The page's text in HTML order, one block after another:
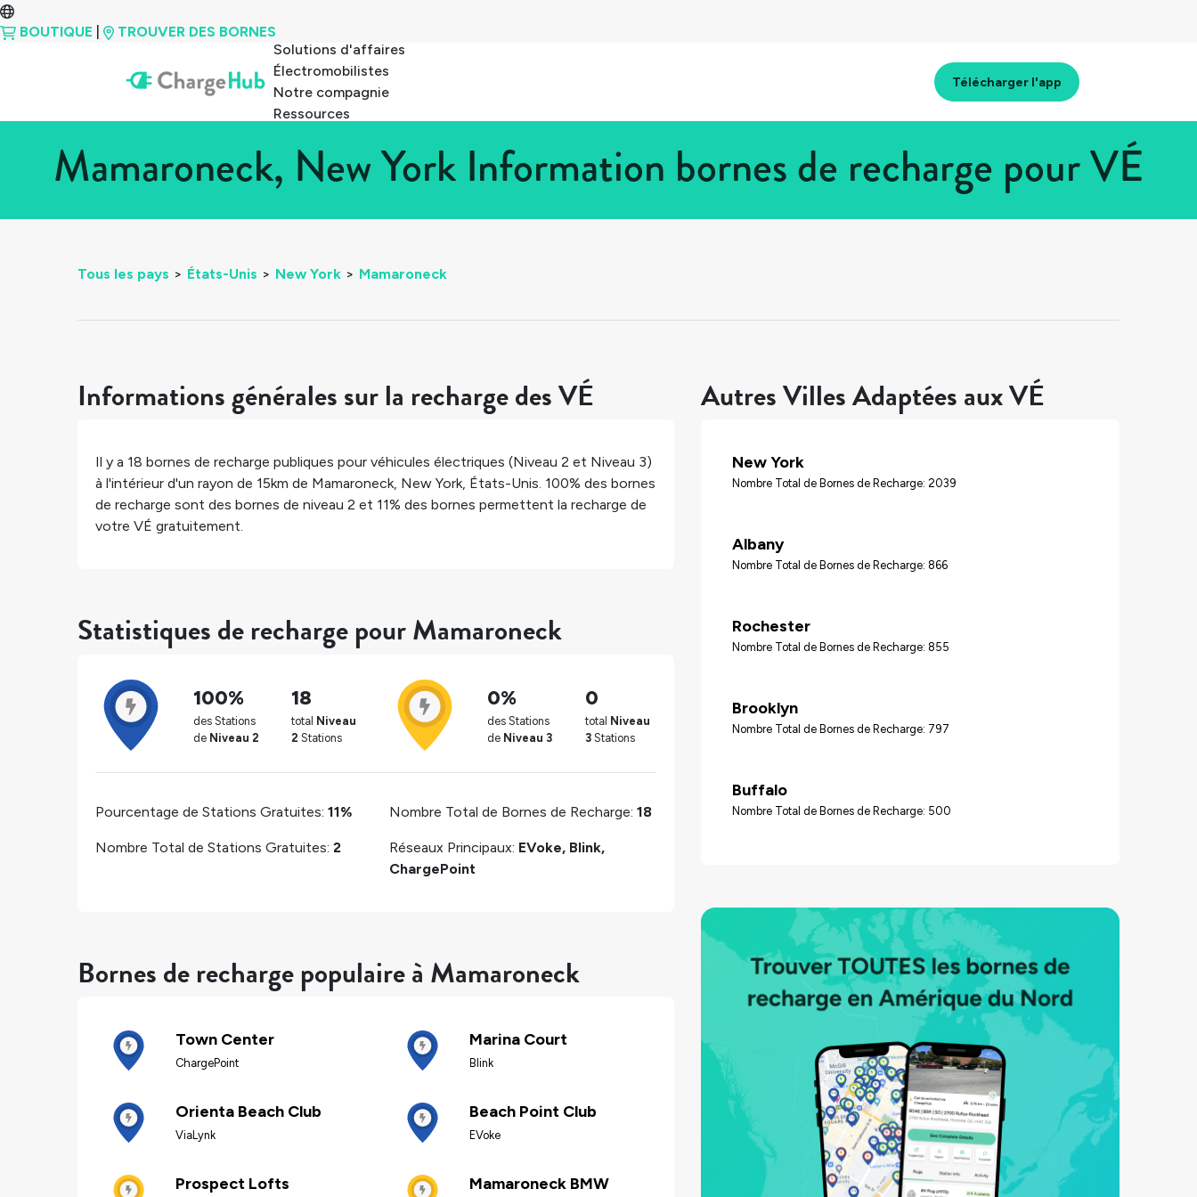
BOUTIQUE
TROUVER DES BORNES
Solutions d'affaires
Électromobilistes
Notre compagnie
Ressources
Télécharger l'app
Mamaroneck, New York Information bornes de recharge pour VÉ
Tous les pays > États-Unis > New York > Mamaroneck
Informations générales sur la recharge des VÉ
Il y a 18 bornes de recharge publiques pour véhicules électriques (Niveau 2 et Niveau 3)
à l'intérieur d'un rayon de 15km de Mamaroneck, New York, États-Unis. 100% des bornes
de recharge sont des bornes de niveau 2 et 11% des bornes permettent la recharge de
votre VÉ gratuitement.
Statistiques de recharge pour Mamaroneck
100%
des Stations
de Niveau 2
18
total Niveau
2 Stations
0%
des Stations
de Niveau 3
0
total Niveau
3 Stations
Pourcentage de Stations Gratuites: 11%
Nombre Total de Stations Gratuites: 2
Nombre Total de Bornes de Recharge: 18
Réseaux Principaux: EVoke, Blink,
ChargePoint
Bornes de recharge populaire à Mamaroneck
Town Center
ChargePoint
Marina Court
Blink
Orienta Beach Club
ViaLynk
Beach Point Club
EVoke
Prospect Lofts Mamaroneck BMW
Autres Villes Adaptées aux VÉ
New York
Nombre Total de Bornes de Recharge: 2039
Albany
Nombre Total de Bornes de Recharge: 866
Rochester
Nombre Total de Bornes de Recharge: 855
Brooklyn
Nombre Total de Bornes de Recharge: 797
Buffalo
Nombre Total de Bornes de Recharge: 500